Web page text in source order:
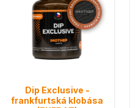
Dip Exclusive -
frankfurtská klobása